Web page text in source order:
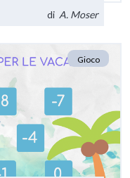
di A. Moser
Gioco